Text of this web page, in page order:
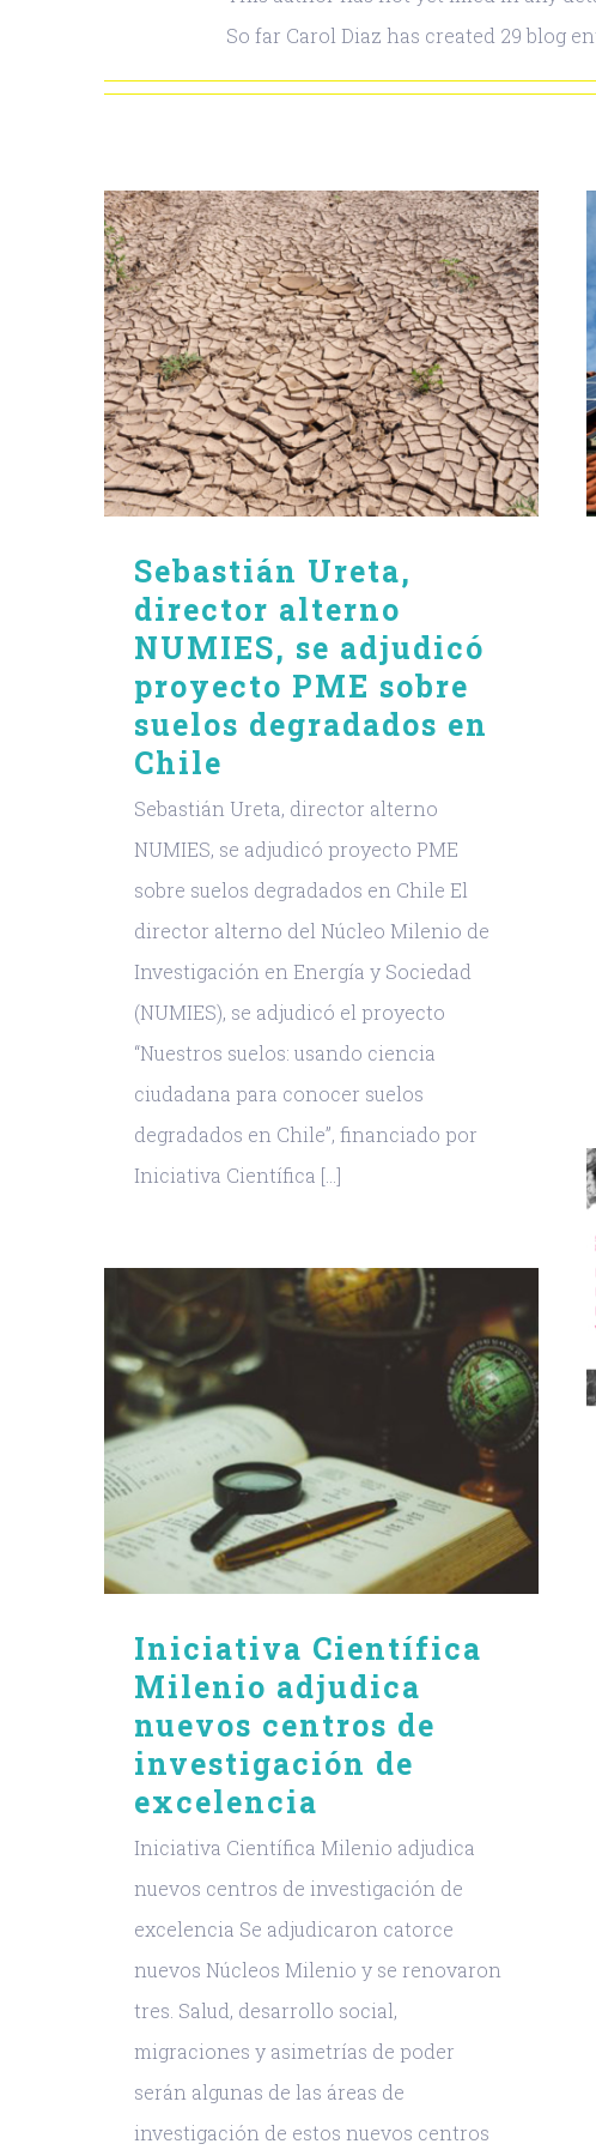
So far Carol Diaz has created 29 blog
Sebastián Ureta,
director alterno
NUMIES, se adjudicó
proyecto PME sobre
suelos degradados en
Chile
Sebastián Ureta, director alterno
NUMIES, se adjudicó proyecto PME
sobre suelos degradados en Chile El
director alterno del Núcleo Milenio de
Investigación en Energía y Sociedad
(NUMIES), se adjudicó el proyecto
“Nuestros suelos: usando ciencia
ciudadana para conocer suelos
degradados en Chile”, financiado por
Iniciativa Científica [...]
Investigadores NUMIES
participaron en Taller de
Lanzamiento de su
segunda versión
de Coloquios “Investigar la
interdependencia:
estrategias teóricas y
formas de abordaje”
Iniciativa Científica
Milenio adjudica
nuevos centros de
investigación de
excelencia
Iniciativa Científica Milenio adjudica
nuevos centros de investigación de
excelencia Se adjudicaron catorce
nuevos Núcleos Milenio y se renovaron
tres. Salud, desarrollo social,
migraciones y asimetrías de poder
serán algunas de las áreas de
investigación de estos nuevos centros